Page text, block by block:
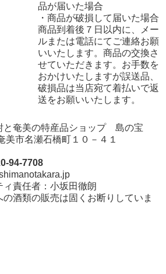
品が届いた場合
・商品が破損して届いた場合
商品到着後７日以内に、メー
ルまたは電話にてご連絡お願
いいたします。商品の交換さ
せていただきます。お手数を
おかけいたしますが誤送品、
破損品は当店宛て着払いで返
送をお願いいたします。
と奄美の特産品ショップ 島の宝
美市名瀬石橋町１０－４１
94-7708
責任者：小坂田徹朗
酒類の販売は固くお断りしていま